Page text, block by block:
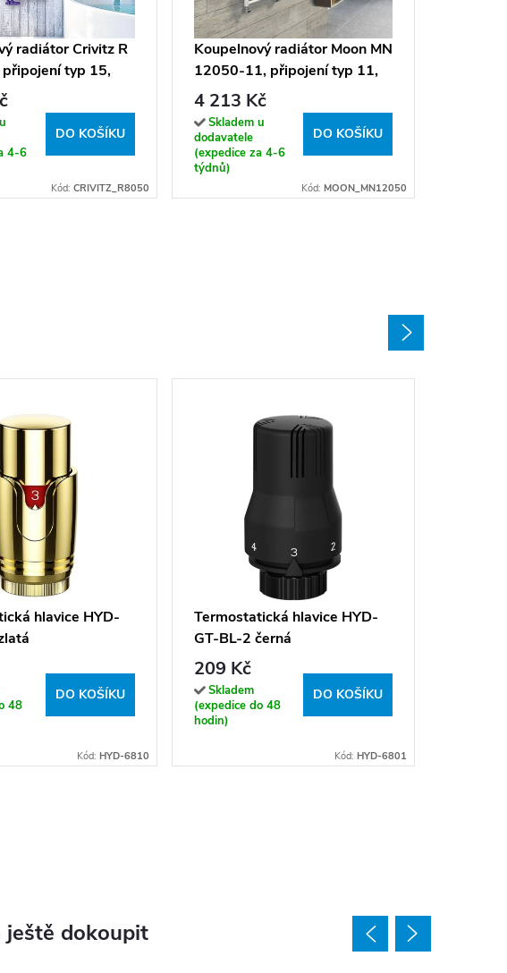
radiátor Crivitz R
typ 15,
bílá RAL 9016
4-6
DO KOŠÍKU
Kód: CRIVITZ_R8050
Koupelnový radiátor Moon MN
12050-11, připojení typ 11,
49,6x120,8 cm, bílá RAL
9016
4 213 Kč
Skladem u
dodavatele
(expedice za 4-6
týdnů)
DO KOŠÍKU
Kód: MOON_MN12050
hlavice HYD-
48
DO KOŠÍKU
Kód: HYD-6810
Termostatická hlavice HYD-
GT-BL-2 černá
209 Kč
Skladem
(expedice do 48
hodin)
DO KOŠÍKU
Kód: HYD-6801
dokoupit